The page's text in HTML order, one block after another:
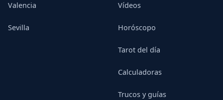
Valencia
Sevilla
Vídeos
Horóscopo
Tarot del día
Calculadoras
Trucos y guías